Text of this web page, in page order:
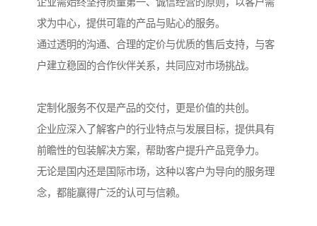
企业需始终坚持质量第一、诚信经营的原则，以客户需
求为中心，提供可靠的产品与贴心的服务。
通过透明的沟通、合理的定价与优质的售后支持，与客
户建立稳固的合作伙伴关系，共同应对市场挑战。
定制化服务不仅是产品的交付，更是价值的共创。
企业应深入了解客户的行业特点与发展目标，提供具有
前瞻性的包装解决方案，帮助客户提升产品竞争力。
无论是国内还是国际市场，这种以客户为导向的服务理
念，都能赢得广泛的认可与信赖。